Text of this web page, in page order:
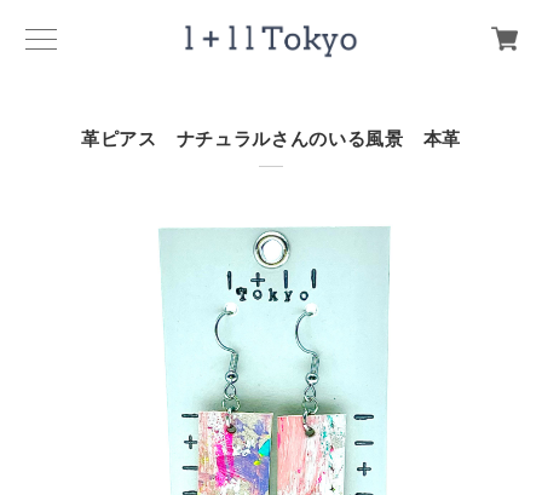
革ピアス ナチュラルさんのいる風景 本革